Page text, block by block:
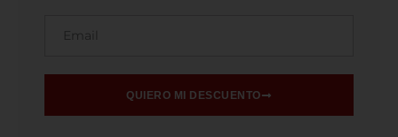
QUIERO MI DESCUENTO